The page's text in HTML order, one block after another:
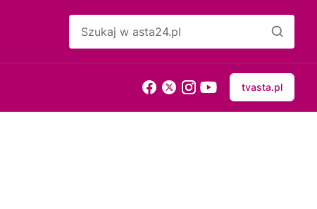
tvasta.pl